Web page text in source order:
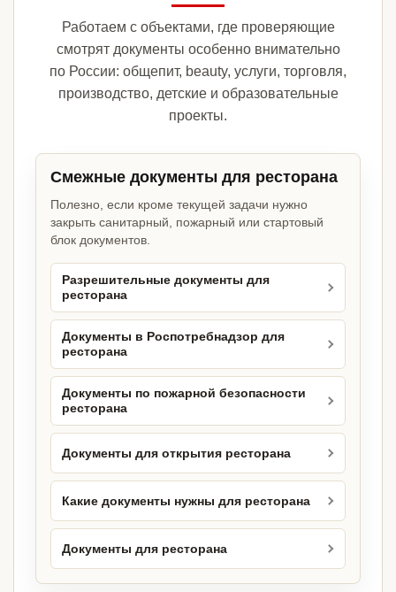
Работаем с объектами, где проверяющие
смотрят документы особенно внимательно
по России: общепит, beauty, услуги, торговля,
производство, детские и образовательные
проекты.
Смежные документы для ресторана
Полезно, если кроме текущей задачи нужно
закрыть санитарный, пожарный или стартовый
блок документов.
Разрешительные документы для
ресторана
Документы в Роспотребнадзор для
ресторана
Документы по пожарной безопасности
ресторана
Документы для открытия ресторана
Какие документы нужны для ресторана
Документы для ресторана